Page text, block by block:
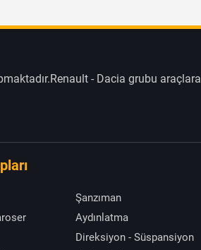
- Dacia grubu araçlara
Şanzıman
Aydınlatma
Direksiyon - Süspansiyon